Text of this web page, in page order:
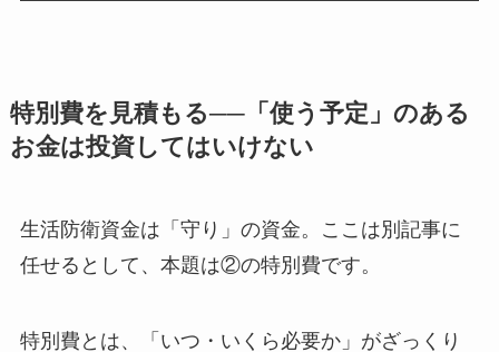
特別費を見積もる──「使う予定」のある
お金は投資してはいけない
生活防衛資金は「守り」の資金。ここは別記事に
任せるとして、本題は②の特別費です。
特別費とは、「いつ・いくら必要か」がざっくり